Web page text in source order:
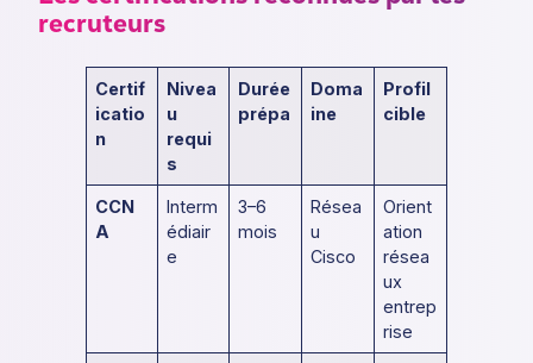
recruteurs
Certif
icatio
n
Nivea
u
requi
s
Durée
prépa
Doma
ine
Profil
cible
CCN
A
Interm
édiair
e
3–6
mois
Résea
u
Cisco
Orient
ation
résea
ux
entrep
rise